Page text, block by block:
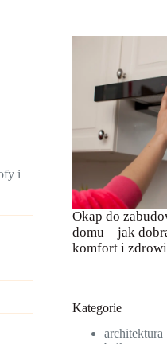
i
Okap do
domu – jak
komfort i
Kategorie
architektura